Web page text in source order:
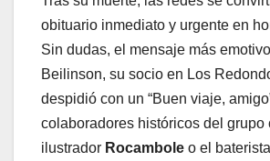
obituario inmediato y urgente en
Sin dudas, el mensaje más
Beilinson, su socio en Los
despidió con un “Buen viaje,
colaboradores históricos del grupo
ilustrador Rocambole o el baterista